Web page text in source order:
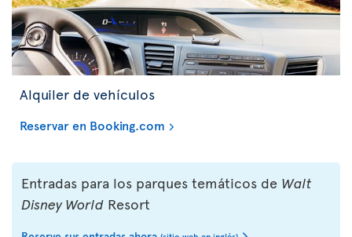
Alquiler de vehículos
Reservar en Booking.com
Entradas para los parques temáticos de Walt
Disney World Resort